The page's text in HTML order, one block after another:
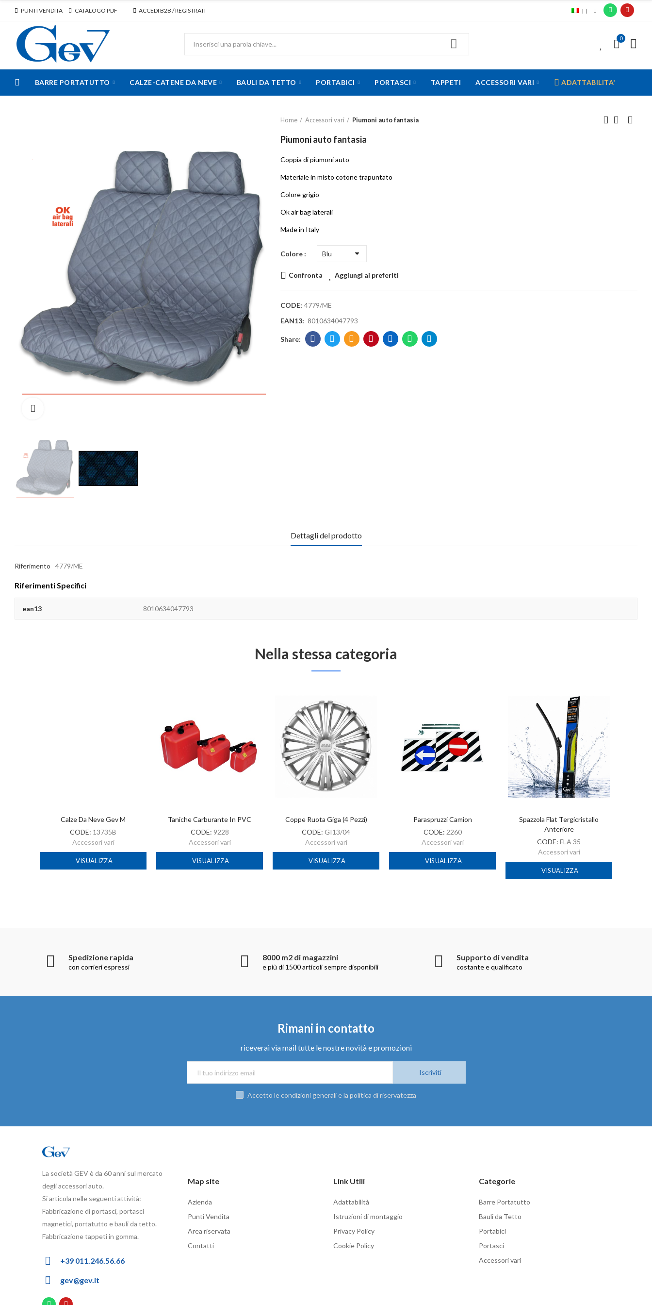
PUNTI VENDITA CATALOGO PDF ACCEDI B2B / REGISTRATI IT
0
BARRE PORTATUTTO CALZE-CATENE DA NEVE BAULI DA TETTO PORTABICI PORTASCI TAPPETI ACCESSORI VARI ADATTABILITA'
Home Accessori vari Piumoni auto fantasia
Piumoni auto fantasia
Coppia di piumoni auto
Materiale in misto cotone trapuntato
Colore grigio
Ok air bag laterali
Made in Italy
Colore
Confronta Aggiungi ai preferiti
CODE: 4779/ME
EAN13: 8010634047793
Dettagli del prodotto
Riferimento 4779/ME
Riferimenti Specifici
ean13 8010634047793
Nella stessa categoria
Calze Da Neve Gev M
CODE: 13735B
Accessori vari
VISUALIZZA
Taniche Carburante In PVC
CODE: 9228
Accessori vari
VISUALIZZA
Coppe Ruota Giga (4 Pezzi)
CODE: GI13/04
Accessori vari
VISUALIZZA
Paraspruzzi Camion
CODE: 2260
Accessori vari
VISUALIZZA
Spazzola Flat Tergicristallo
Anteriore
CODE: FLA 35
Accessori vari
VISUALIZZA
Spedizione rapida
con corrieri espressi
8000 m2 di magazzini
e più di 1500 articoli sempre disponibili
Supporto di vendita
costante e qualificato
Rimani in contatto
riceverai via mail tutte le nostre novità e promozioni
Iscriviti
Accetto le condizioni generali e la politica di riservatezza
La società GEV è da 60 anni sul mercato
degli accessori auto.
Si articola nelle seguenti attività:
Fabbricazione di portasci, portasci
magnetici, portatutto e bauli da tetto.
Fabbricazione tappeti in gomma.
+39 011.246.56.66
gev@gev.it
Map site
Azienda
Punti Vendita
Area riservata
Contatti
Link Utili
Adattabilità
Istruzioni di montaggio
Privacy Policy
Cookie Policy
Categorie
Barre Portatutto
Bauli da Tetto
Portabici
Portasci
Accessori vari